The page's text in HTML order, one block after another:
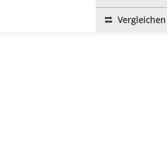
Vergleichen